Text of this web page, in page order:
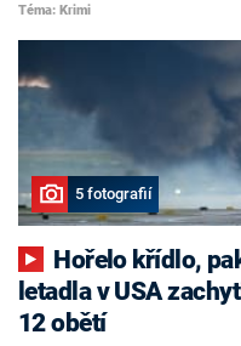
Téma: Krimi
5 fotografií
letadla v USA
12 obětí